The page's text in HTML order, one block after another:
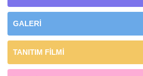
GALERİ
TANITIM FİLMİ